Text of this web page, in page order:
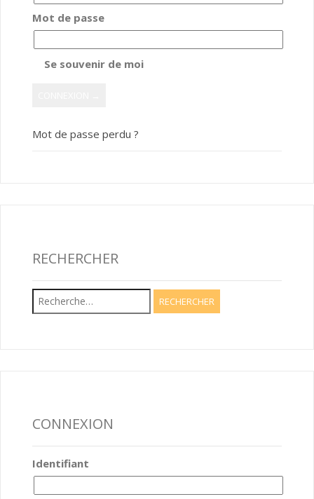
Mot de passe
Se souvenir de moi
Mot de passe perdu ?
RECHERCHER
Rechercher :
CONNEXION
Identifiant